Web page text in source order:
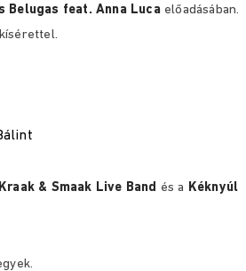
Belugas feat. Anna Lucaelőadásában.
Kraak & Smaak Live Band és a Kéknyúl